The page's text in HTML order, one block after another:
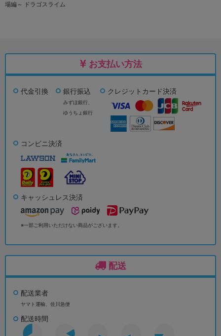
場編～ ドラゴスライム
お支払い方法
代金引換 銀行振込
みずほ銀行、
ゆうちょ銀行
クレジットカード決済
コンビニ決済
キャッシュレス決済
※一部ご利用いただけない商品がございます。
配送
配送業者
ヤマト運輸、佐川急便
配送時間